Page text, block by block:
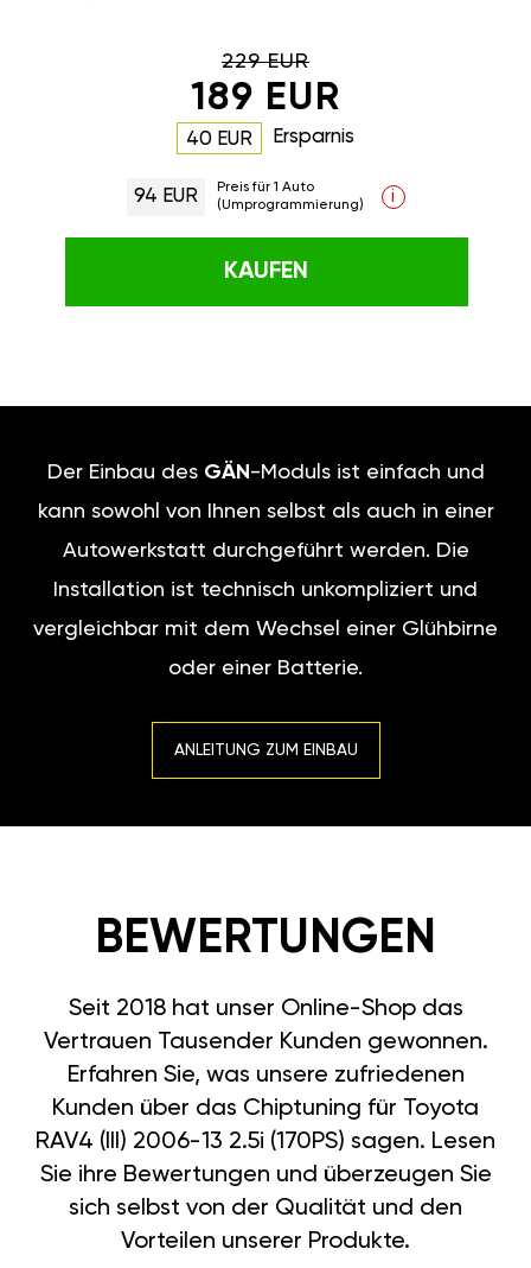
229 EUR
189 EUR
40 EUR Ersparnis
94 EUR
Preis für 1 Auto
(Umprogrammierung)
i
KAUFEN
Der Einbau des GÄN -Moduls ist einfach und
kann sowohl von Ihnen selbst als auch in einer
Autowerkstatt durchgeführt werden. Die
Installation ist technisch unkompliziert und
vergleichbar mit dem Wechsel einer Glühbirne
oder einer Batterie.
ANLEITUNG ZUM EINBAU
BEWERTUNGEN
Seit 2018 hat unser Online-Shop das
Vertrauen Tausender Kunden gewonnen.
Erfahren Sie, was unsere zufriedenen
Kunden über das Chiptuning für Toyota
RAV4 (III) 2006-13 2.5i (170PS) sagen. Lesen
Sie ihre Bewertungen und überzeugen Sie
sich selbst von der Qualität und den
Vorteilen unserer Produkte.